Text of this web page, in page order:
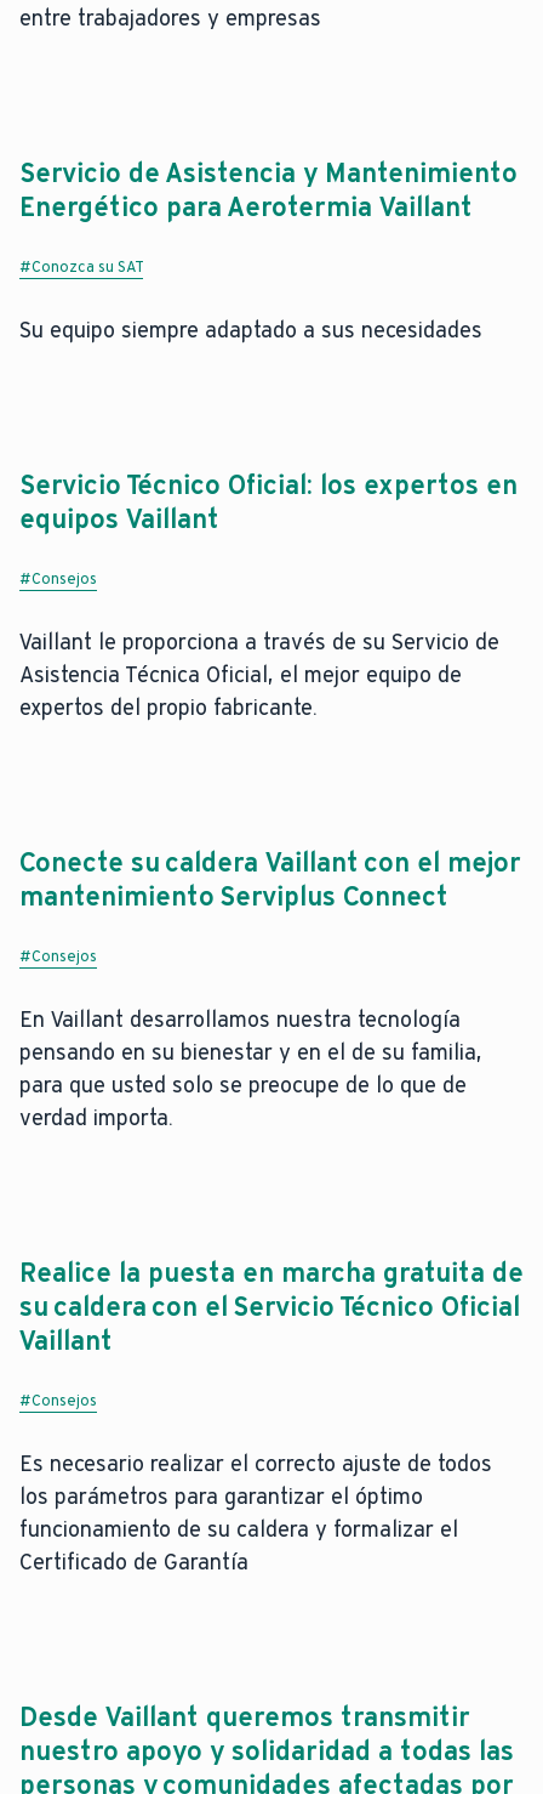
entre trabajadores y empresas
Servicio de Asistencia y Mantenimiento
Energético para Aerotermia Vaillant
#Conozca su SAT
Su equipo siempre adaptado a sus necesidades
Servicio Técnico Oficial: los expertos en
equipos Vaillant
#Consejos
Vaillant le proporciona a través de su Servicio de
Asistencia Técnica Oficial, el mejor equipo de
expertos del propio fabricante.
Conecte su caldera Vaillant con el mejor
mantenimiento Serviplus Connect
#Consejos
En Vaillant desarrollamos nuestra tecnología
pensando en su bienestar y en el de su familia,
para que usted solo se preocupe de lo que de
verdad importa.
Realice la puesta en marcha gratuita de
su caldera con el Servicio Técnico Oficial
Vaillant
#Consejos
Es necesario realizar el correcto ajuste de todos
los parámetros para garantizar el óptimo
funcionamiento de su caldera y formalizar el
Certificado de Garantía
Desde Vaillant queremos transmitir
nuestro apoyo y solidaridad a todas las
personas y comunidades afectadas por